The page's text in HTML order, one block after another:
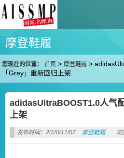
摩登鞋履
您现在的位置： 首页 >摩登鞋履 >
「Grey」重新回归上架
adidasUltraBOOST1.0人气
上架
发布时间：2020/11/07 摩登鞋履 浏